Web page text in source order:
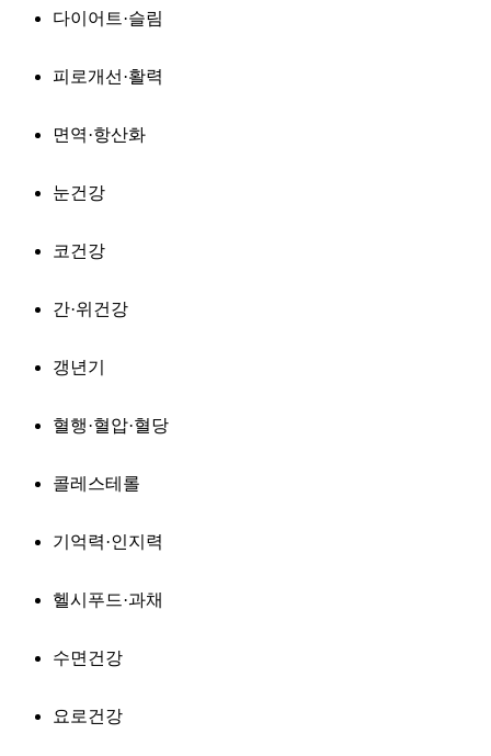
다이어트·슬림
피로개선·활력
면역·항산화
눈건강
코건강
간·위건강
갱년기
혈행·혈압·혈당
콜레스테롤
기억력·인지력
헬시푸드·과채
수면건강
요로건강